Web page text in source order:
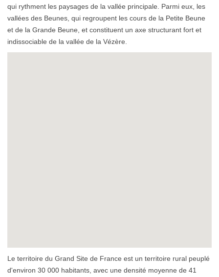
qui rythment les paysages de la vallée principale. Parmi eux, les
vallées des Beunes, qui regroupent les cours de la Petite Beune
et de la Grande Beune, et constituent un axe structurant fort et
indissociable de la vallée de la Vézère.
Le territoire du Grand Site de France est un territoire rural peuplé
d'environ 30 000 habitants, avec une densité moyenne de 41